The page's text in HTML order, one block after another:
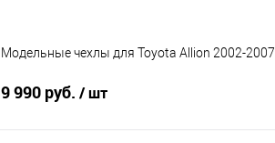
Модельные чехлы для Toyota Allion 2002-2007
9 990 руб. / шт